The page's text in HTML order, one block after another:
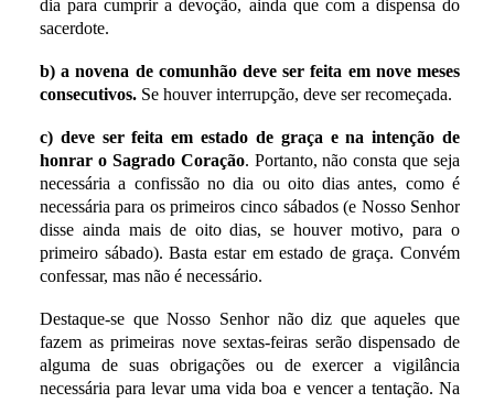
dia para cumprir a devoção, ainda que com a dispensa do
sacerdote.
b) a novena de comunhão deve ser feita em nove meses
consecutivos.Se houver interrupção, deve ser recomeçada.
c) deve ser feita em estado de graça e na intenção de
honrar o Sagrado Coração. Portanto, não consta que seja
necessária a confissão no dia ou oito dias antes, como é
necessária para os primeiros cinco sábados (e Nosso Senhor
disse ainda mais de oito dias, se houver motivo, para o
primeiro sábado). Basta estar em estado de graça. Convém
confessar, mas não é necessário.
Destaque-se que Nosso Senhor não diz que aqueles que
fazem as primeiras nove sextas-feiras serão dispensado de
alguma de suas obrigações ou de exercer a vigilância
necessária para levar uma vida boa e vencer a tentação. Na